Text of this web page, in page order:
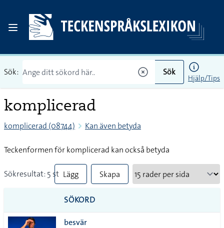
Sök: Sök
Hjälp/Tips
komplicerad
komplicerad (08744) Kan även betyda
Teckenformen för komplicerad kan också betyda
Sökresultat: 5 st Lägg
till
alla i
Skapa
SÖKORD
besvär